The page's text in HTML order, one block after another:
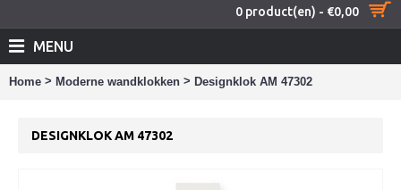
0 product(en) - €0,00
MENU
Home > Moderne wandklokken > Designklok AM 47302
DESIGNKLOK AM 47302